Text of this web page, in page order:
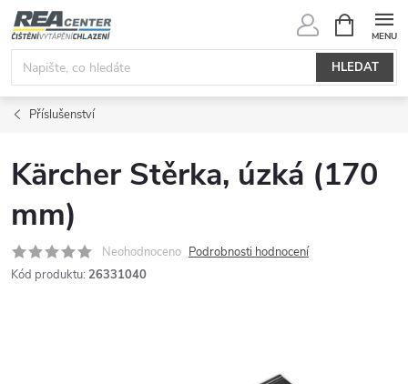
Přejít
na
obsah
HLEDAT
NÁKUPNÍ
KOŠÍK
Příslušenství
Kärcher Stěrka, úzká (170
mm)
Neohodnoceno Podrobnosti hodnocení
Kód produktu: 26331040